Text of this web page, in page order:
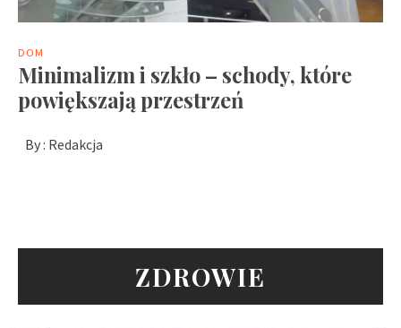
DOM
Minimalizm i szkło – schody, które
powiększają przestrzeń
By : Redakcja
ZDROWIE